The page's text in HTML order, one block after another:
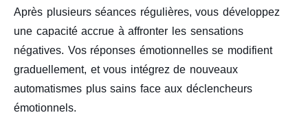
Après plusieurs séances régulières, vous développez
une capacité accrue à affronter les sensations
négatives. Vos réponses émotionnelles se modifient
graduellement, et vous intégrez de nouveaux
automatismes plus sains face aux déclencheurs
émotionnels.